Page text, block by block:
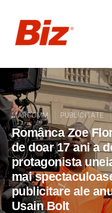
MARCOMM PUBLICITATE
Românca Zoe
de doar 17 ani a
protagonista
mai
publicitare ale
Usain Bolt